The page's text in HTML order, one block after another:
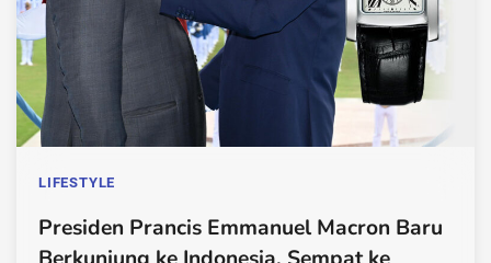
LIFESTYLE
Presiden Prancis Emmanuel Macron Baru